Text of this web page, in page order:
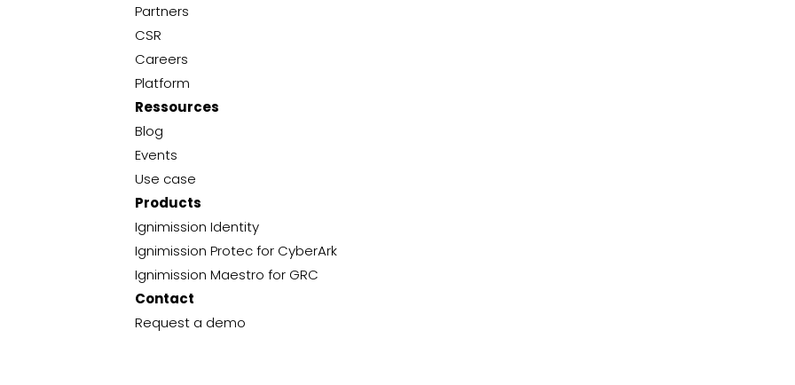
Partners
CSR
Careers
Platform
Ressources
Blog
Events
Use case
Products
Ignimission Identity
Ignimission Protec for CyberArk
Ignimission Maestro for GRC
Contact
Request a demo